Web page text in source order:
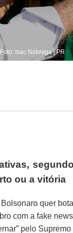
Foto: Isac Nóbrega | PR
ou a vitória
quer
com a fake
pelo